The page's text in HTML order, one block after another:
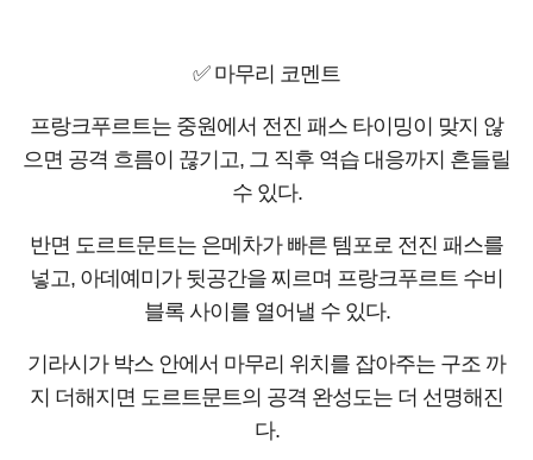
✅ 마무리 코멘트
프랑크푸르트는 중원에서 전진 패스 타이밍이 맞지 않
으면 공격 흐름이 끊기고, 그 직후 역습 대응까지 흔들릴
수 있다.
반면 도르트문트는 은메차가 빠른 템포로 전진 패스를
넣고, 아데예미가 뒷공간을 찌르며 프랑크푸르트 수비
블록 사이를 열어낼 수 있다.
기라시가 박스 안에서 마무리 위치를 잡아주는 구조 까
지 더해지면 도르트문트의 공격 완성도는 더 선명해진
다.